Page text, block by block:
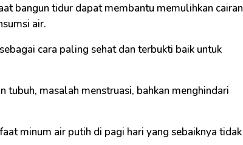
bangun tidur dapat membantu memulihkan cairan
air.
cara paling sehat dan terbukti baik untuk
tubuh, masalah menstruasi, bahkan menghindari
minum air putih di pagi hari yang sebaiknya tidak